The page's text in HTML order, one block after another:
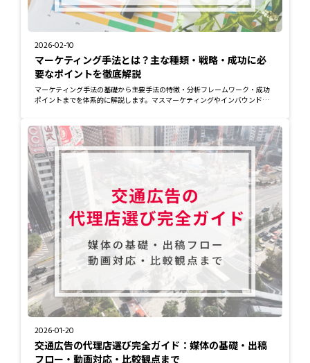
2026-02-10
マーケティング手法とは？主な種類・戦略・成功に必
要なポイントを徹底解説
マーケティング手法の基礎から主要手法の特徴・分析フレームワーク・成功
ポイントまでを体系的に解説します。マスマーケティングやインバウンド、
2026-01-20
交通広告の代理店選び完全ガイド：媒体の基礎・出稿
フロー・動画対応・比較観点まで